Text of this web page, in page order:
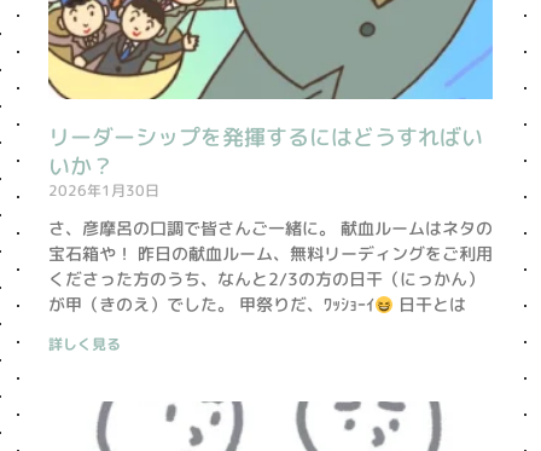
リーダーシップを発揮するにはどうすればい
いか？
2026年1月30日
さ、彦摩呂の口調で皆さんご一緒に。 献血ルームはネタの
宝石箱や！ 昨日の献血ルーム、無料リーディングをご利用
くださった方のうち、なんと2/3の方の日干（にっかん）
が甲（きのえ）でした。 甲祭りだ、ﾜｯｼｮｰｲ
日干とは
詳しく見る